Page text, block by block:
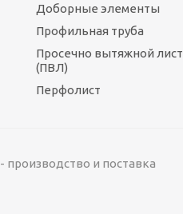
Доборные элементы
Профильная труба
Просечно вытяжной лист
(ПВЛ)
Перфолист
- производство и поставка